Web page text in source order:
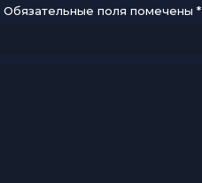
Обязательные поля помечены *